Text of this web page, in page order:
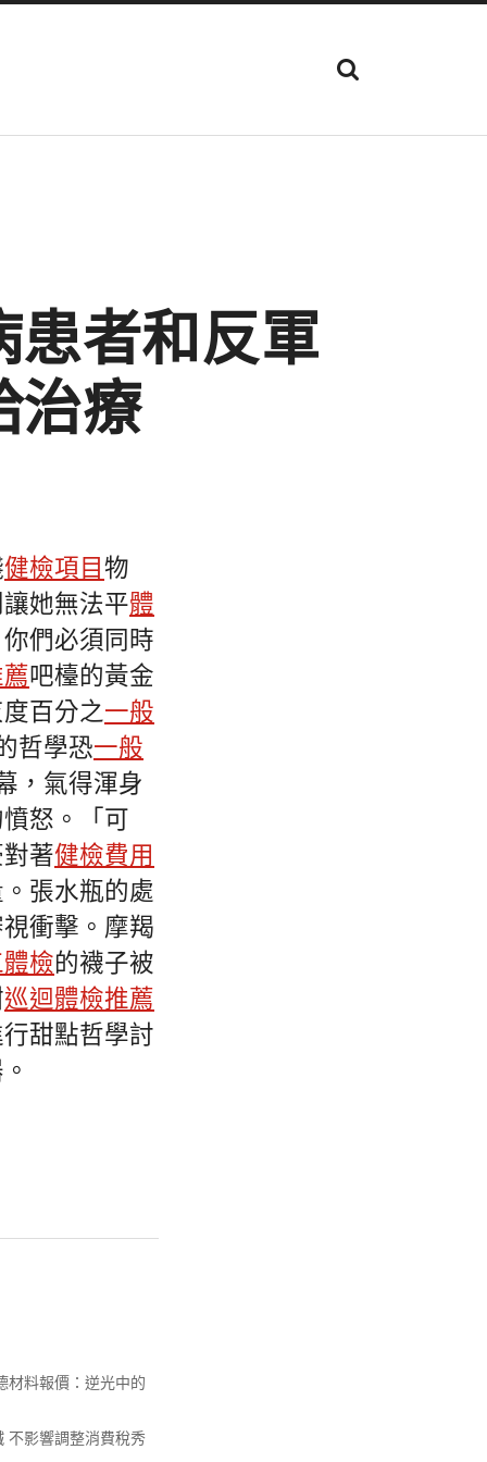
顯
示
位
患者和反軍
治療
健檢項目 物
她無法平體
們必須同時
吧檯的黃金
百分之一般
哲學恐一般
，氣得渾身
怒。「可
著健檢費用
張水瓶的處
衝擊。摩羯
檢的襪子被
巡迴體檢推薦
甜點哲學討
材料報價：逆光中的
不影響調整消費稅秀